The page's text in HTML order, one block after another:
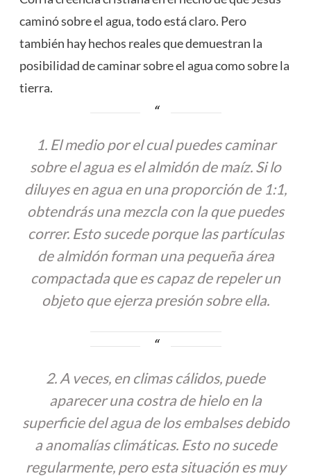
caminó sobre el agua, todo está claro. Pero
también hay hechos reales que demuestran la
posibilidad de caminar sobre el agua como sobre la
tierra.
1. El medio por el cual puedes caminar
sobre el agua es el almidón de maíz. Si lo
diluyes en agua en una proporción de 1:1,
obtendrás una mezcla con la que puedes
correr. Esto sucede porque las partículas
de almidón forman una pequeña área
compactada que es capaz de repeler un
objeto que ejerza presión sobre ella.
2. A veces, en climas cálidos, puede
aparecer una costra de hielo en la
superficie del agua de los embalses debido
a anomalías climáticas. Esto no sucede
regularmente, pero esta situación es muy